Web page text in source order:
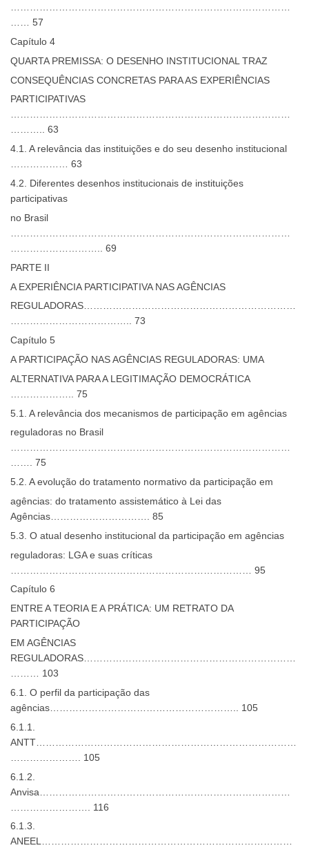
…… 57
Capítulo 4
QUARTA PREMISSA: O DESENHO INSTITUCIONAL TRAZ
CONSEQUÊNCIAS CONCRETAS PARA AS EXPERIÊNCIAS
PARTICIPATIVAS
……………………………………………………………………………
……….. 63
4.1. A relevância das instituições e do seu desenho institucional
……………… 63
4.2. Diferentes desenhos institucionais de instituições
participativas
no Brasil
……………………….. 69
PARTE II
A EXPERIÊNCIA PARTICIPATIVA NAS AGÊNCIAS
REGULADORAS…………………………………………………………
……………………………….. 73
Capítulo 5
A PARTICIPAÇÃO NAS AGÊNCIAS REGULADORAS: UMA
ALTERNATIVA PARA A LEGITIMAÇÃO DEMOCRÁTICA
……………….. 75
5.1. A relevância dos mecanismos de participação em agências
reguladoras no Brasil
……………………………………………………………………………
……. 75
5.2. A evolução do tratamento normativo da participação em
agências: do tratamento assistemático à Lei das
Agências…………………………. 85
5.3. O atual desenho institucional da participação em agências
reguladoras: LGA e suas críticas
………………………………………………………………… 95
Capítulo 6
ENTRE A TEORIA E A PRÁTICA: UM RETRATO DA
PARTICIPAÇÃO
EM AGÊNCIAS
REGULADORAS…………………………………………………………
……… 103
6.1. O perfil da participação das
agências………………………………………………….. 105
6.1.1.
ANTT………………………………………………………………………
…………………. 105
6.1.2.
Anvisa……………………………………………………………………
……………………. 116
6.1.3.
ANEEL……………………………………………………………………